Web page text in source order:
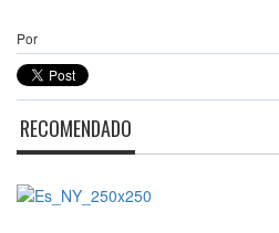
Por
RECOMENDADO